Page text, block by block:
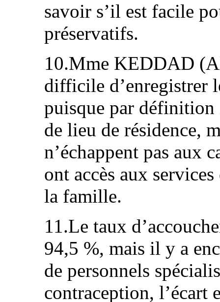
savoir s’il est facile
préservatifs.
10.Mme KEDDAD
difficile d’enregistrer
puisque par définition
de lieu de résidence,
n’échappent pas aux
ont accès aux
la famille.
11.Le taux
94,5 %, mais il y a
de personnels
contraception, l’écart